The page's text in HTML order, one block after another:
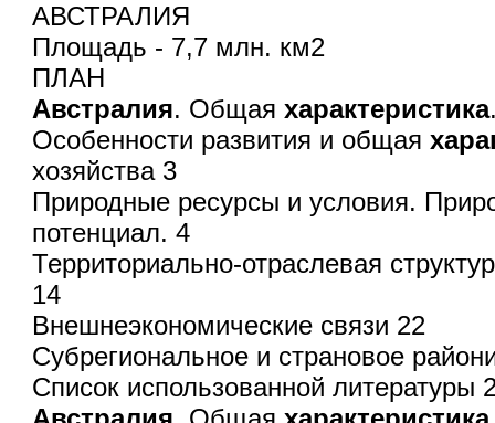
АВСТРАЛИЯ
Площадь - 7,7 млн. км2
ПЛАН
Австралия. Общаяхарактеристика
Особенности развития и общая
хозяйства 3
Природные ресурсы и условия.
потенциал. 4
Территориально-отраслевая
14
Внешнеэкономические связи 22
Субрегиональное и страновое
Список использованной литературы